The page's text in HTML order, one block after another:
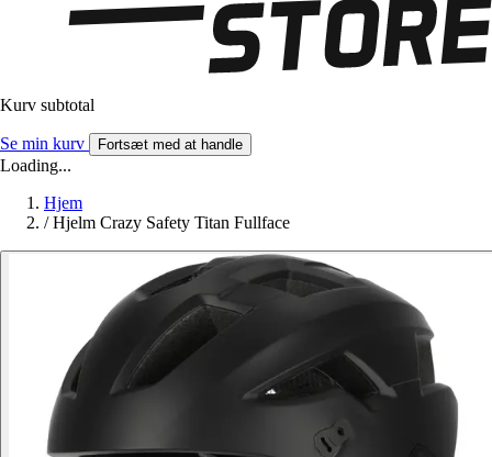
Kurv subtotal
Se min kurv Fortsæt med at handle
Loading...
Hjem
/ Hjelm Crazy Safety Titan Fullface